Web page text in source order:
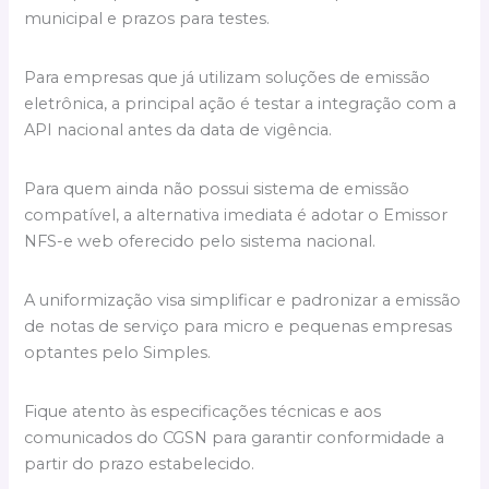
municipal e prazos para testes.
Para empresas que já utilizam soluções de emissão
eletrônica, a principal ação é testar a integração com a
API nacional antes da data de vigência.
Para quem ainda não possui sistema de emissão
compatível, a alternativa imediata é adotar o Emissor
NFS-e web oferecido pelo sistema nacional.
A uniformização visa simplificar e padronizar a emissão
de notas de serviço para micro e pequenas empresas
optantes pelo Simples.
Fique atento às especificações técnicas e aos
comunicados do CGSN para garantir conformidade a
partir do prazo estabelecido.